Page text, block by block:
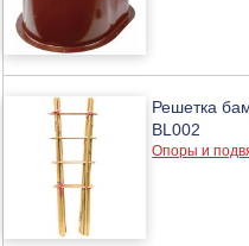
Решетка
BL002
Опоры и